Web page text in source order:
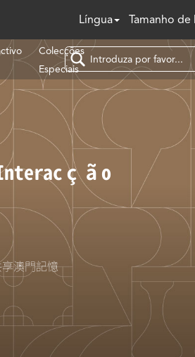
Língua Tamanho de
Colecções
Especiais
澳門記憶